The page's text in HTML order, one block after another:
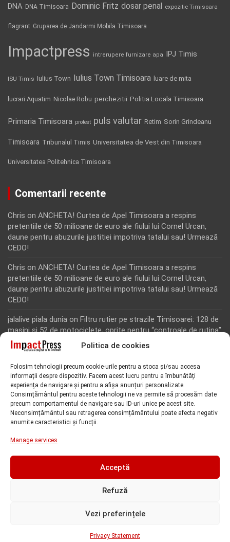
Politica de cookies
Folosim tehnologii precum cookie-urile pentru a stoca și/sau accesa
informații despre dispozitiv. Facem acest lucru pentru a îmbunătăți
experiența de navigare și pentru a afișa anunțuri personalizate.
Consimțământul pentru aceste tehnologii ne va permite să procesăm date
precum comportamentul de navigare sau ID-uri unice pe acest site.
Neconsimțământul sau retragerea consimțământului poate afecta negativ
anumite caracteristici și funcții.
Manage services
Acceptă
Refuză
Vezi preferințele
Privacy Statement
DNA DNA Timisoara Dominic Fritz dosar penal expozitie Timisoara
flagrant Gruparea de Jandarmi Mobila Timisoara
Impactpress intrerupere furnizare apa IPJ Timis
ISU Timis Iulius Town Iulius Town Timisoara luare de mita
lucrari Aquatim Nicolae Robu perchezitii Politia Locala Timisoara
Primaria Timisoara protest puls valutar Retim Sorin Grindeanu
Timisoara Tribunalul Timis Universitatea de Vest din Timisoara
Universitatea Politehnica Timisoara
Comentarii recente
Chris on ANCHETA! Curtea de Apel Timisoara a respins
pretentiile de 50 milioane de euro ale fiului lui Cornel Urcan,
daune pentru abuzurile justitiei impotriva tatalui sau! Urmează
CEDO!
Chris on ANCHETA! Curtea de Apel Timisoara a respins
pretentiile de 50 milioane de euro ale fiului lui Cornel Urcan,
daune pentru abuzurile justitiei impotriva tatalui sau! Urmează
CEDO!
jalalive piala dunia on Filtru rutier pe strazile Timisoarei: 128 de
masini si 52 de motociclete, oprite pentru “controale de rutina”
Rodion Camatoritul on Inca un martor din dosarul fraudei cu
“Toti martorii hartuiti au facut plangere penala pentru
represiune nedreapta si cercetare abuziva”, anunta avocatul
Florin Kovacs
Rodion CamatoritulonInca un martor din dosarul fraudei cu
fonduri europene de la Tomnatic, retinut pentru 24 de ore!
represiune nedreapta si cercetare abuziva”, anunta avocatul
Florin Kovacs
Copyright @Impact Press - Toate drepturile rezervate |
Dezvoltare web:
Sapphire România